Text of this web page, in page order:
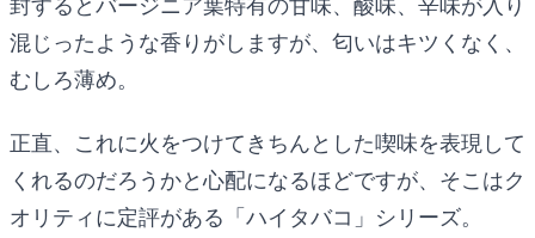
封するとバージニア葉特有の甘味、酸味、辛味が入り
混じったような香りがしますが、匂いはキツくなく、
むしろ薄め。
正直、これに火をつけてきちんとした喫味を表現して
くれるのだろうかと心配になるほどですが、そこはク
オリティに定評がある「ハイタバコ」シリーズ。